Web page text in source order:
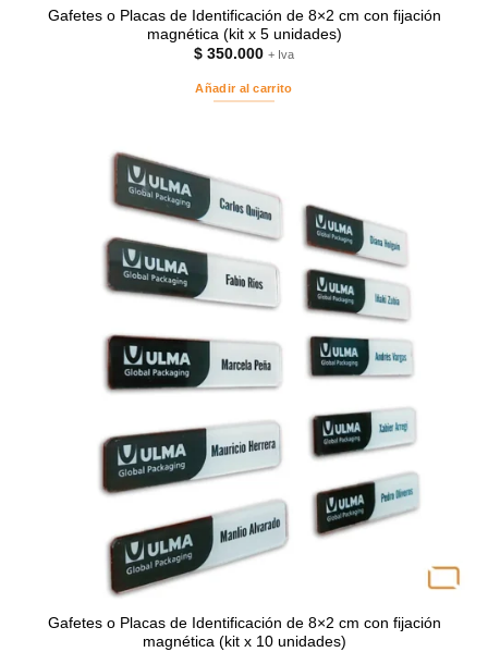
Gafetes o Placas de Identificación de 8×2 cm con fijación
magnética (kit x 5 unidades)
$ 350.000 + Iva
Añadir al carrito
Gafetes o Placas de Identificación de 8×2 cm con fijación
magnética (kit x 10 unidades)